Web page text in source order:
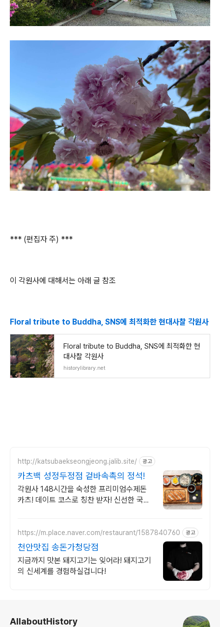
*** (편집자 주) ***
이 각원사에 대해서는 아래 글 참조
Floral tribute to Buddha, SNS에 최적화한 현대사찰 각원사
Floral tribute to Buddha, SNS에 최적화한 현
대사찰 각원사
historylibrary.net
http://katsubaekseongjeong.jalib.site/ 광고
카츠백 성정두정점 겉바속촉의 정석!
각원사 148시간을 숙성한 프리미엄수제돈
카츠! 데이트 코스로 칭찬 받자! 신선한 국내
https://m.place.naver.com/restaurant/1587840760 광고
천안맛집 송돈가청당점
지금까지 맛본 돼지고기는 잊어라! 돼지고기
의 신세계를 경험하실겁니다!
AllaboutHistory